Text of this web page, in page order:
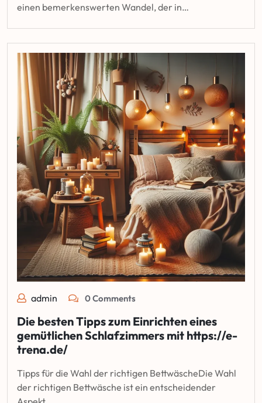
einen bemerkenswerten Wandel, der in…
admin 0 Comments
Die besten Tipps zum Einrichten eines
gemütlichen Schlafzimmers mit https://e-
trena.de/
Tipps für die Wahl der richtigen BettwäscheDie Wahl
der richtigen Bettwäsche ist ein entscheidender